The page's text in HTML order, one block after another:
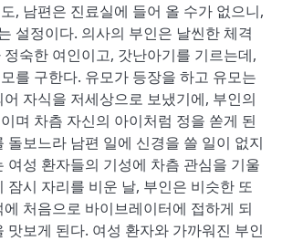
, 남편은 진료실에 들어 올 수가 없으니,
설정이다. 의사의 부인은 날씬한 체격
숙한 여인이고, 갓난아기를 기르는데,
를 구한다. 유모가 등장을 하고 유모는
자식을 저세상으로 보냈기에, 부인의
며 차츰 자신의 아이처럼 정을 쏟게 된
돌보느라 남편 일에 신경을 쓸 일이 없지
여성 환자들의 기성에 차츰 관심을 기울
잠시 자리를 비운 날, 부인은 비슷한 또
처음으로 바이브레이터에 접하게 되
맛보게 된다. 여성 환자와 가까워진 부인